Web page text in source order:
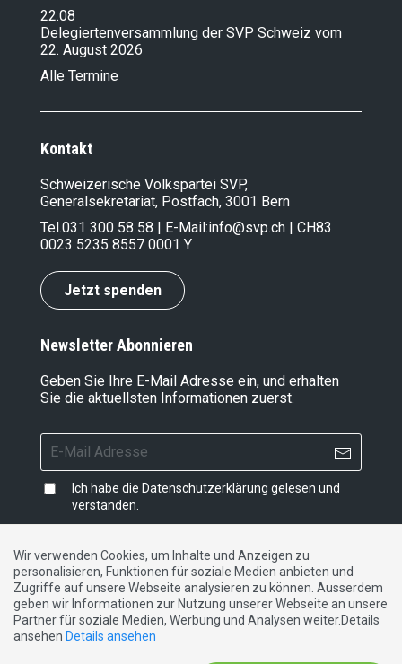
22.08
Delegiertenversammlung der SVP Schweiz vom
22. August 2026
Alle Termine
Kontakt
Schweizerische Volkspartei SVP,
Generalsekretariat, Postfach, 3001 Bern
Tel.031 300 58 58 | E-Mail:info@svp.ch | CH83
0023 5235 8557 0001 Y
Jetzt spenden
Newsletter Abonnieren
Geben Sie Ihre E-Mail Adresse ein, und erhalten
Sie die aktuellsten Informationen zuerst.
Ich habe die Datenschutzerklärung gelesen und
verstanden.
Impressum |Datenschutzerklärung|Kontakt
DE FR IT
Wir verwenden Cookies, um Inhalte und Anzeigen zu
personalisieren, Funktionen für soziale Medien anbieten und
Zugriffe auf unsere Webseite analysieren zu können. Ausserdem
geben wir Informationen zur Nutzung unserer Webseite an unsere
Partner für soziale Medien, Werbung und Analysen weiter.Details
ansehen Details ansehen